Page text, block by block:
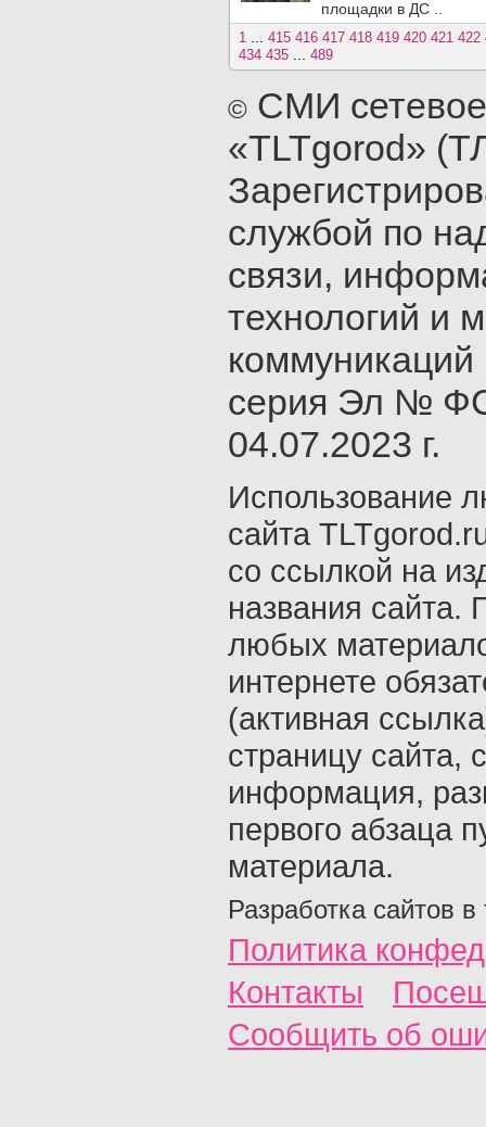
площадки в ДС ..
1 415 416 417 418 419 420 421 422
434 435 489
© СМИ
«TLTgorod»
службой по
связи,
технологий и
серия Эл №
04.07.2023 г.
Использование
сайта
со ссылкой на
названия сайта.
любых
интернете
(активная
страницу сайта,
информация,
первого абзаца
материала.
Разработка сайтов в
Политика
Контакты
Сообщить об